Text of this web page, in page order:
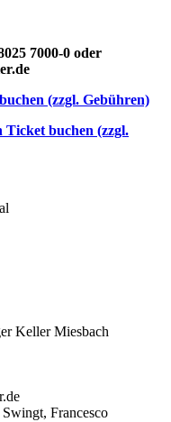
7000-0 oder
(zzgl. Gebühren)
buchen (zzgl.
Keller Miesbach
Francesco